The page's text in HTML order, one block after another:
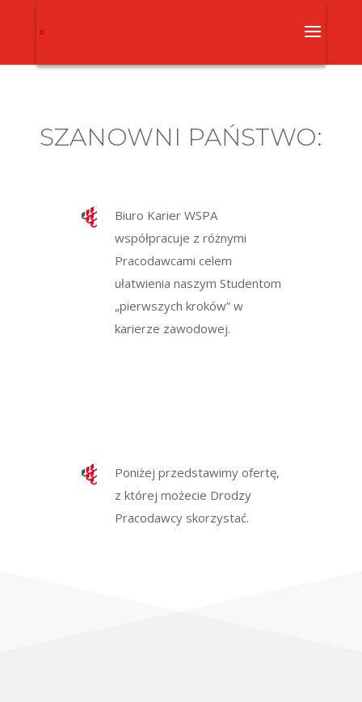
SZANOWNI PAŃSTWO:
Biuro Karier WSPA
współpracuje z różnymi
Pracodawcami celem
ułatwienia naszym Studentom
„pierwszych kroków” w
karierze zawodowej.
Poniżej przedstawimy ofertę,
z której możecie Drodzy
Pracodawcy skorzystać.